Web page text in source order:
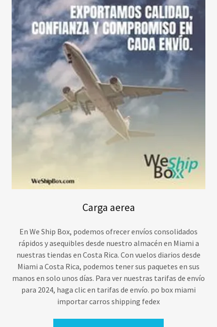
Carga aerea
En We Ship Box, podemos ofrecer envíos consolidados
rápidos y asequibles desde nuestro almacén en Miami a
nuestras tiendas en Costa Rica. Con vuelos diarios desde
Miami a Costa Rica, podemos tener sus paquetes en sus
manos en solo unos días. Para ver nuestras tarifas de envío
para 2024, haga clic en tarifas de envío. po box miami
importar carros shipping fedex